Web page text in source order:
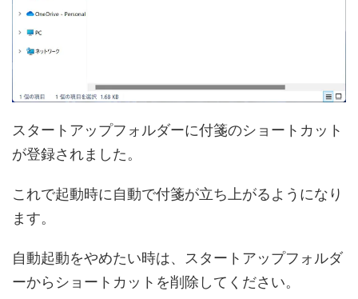
スタートアップフォルダーに付箋のショートカット
が登録されました。
これで起動時に自動で付箋が立ち上がるようになり
ます。
自動起動をやめたい時は、スタートアップフォルダ
ーからショートカットを削除してください。